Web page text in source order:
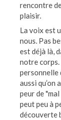
rencontre
plaisir.
La voix est
nous. Pas
est déjà là,
notre corps.
personnelle
aussi qu’on
peur de
peut peu à
découverte